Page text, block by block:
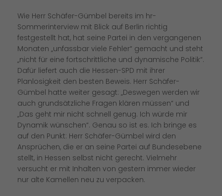
Wie Herr Schäfer-Gümbel bereits im hr-
Sommerinterview mit Blick auf Berlin richtig
festgestellt hat, hat seine Partei in den vergangenen
Monaten „unfassbar viele Fehler“ gemacht und steht
nicht für eine fortschrittliche und dynamische Politik“.
Dafür liefert auch die Hessen-SPD mit ihrer
Planlosigkeit den besten Beweis. Herr Schäfer-
Gümbel hatte weiter gesagt: „Deswegen werden wir
auch grundsätzliche Fragen klären müssen“ und
Das geht mir nicht schnell genug. Ich würde mir
Dynamik wünschen“. Genau so ist es. Ich bringe es
auf den Punkt: Herr Schäfer-Gümbel wird den
Ansprüchen, die er an seine Partei auf Bundesebene
stellt, in Hessen selbst nicht gerecht. Vielmehr
versucht er mit Inhalten von gestern immer wieder
nur alte Kamellen neu zu verpacken.